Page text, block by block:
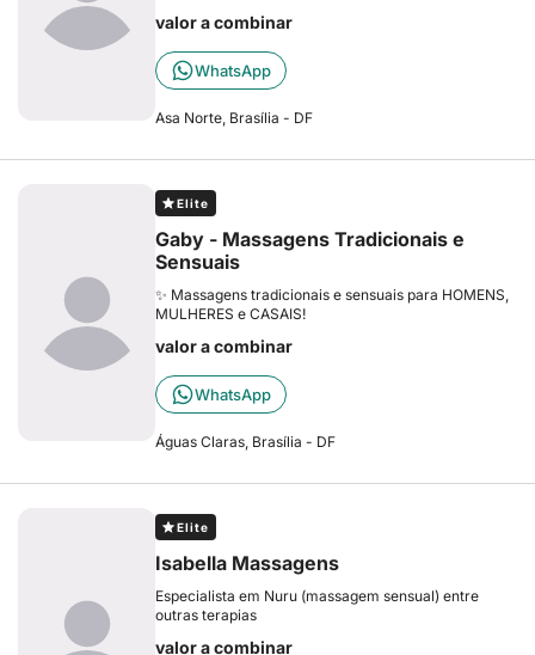
valor a combinar
WhatsApp
Asa Norte, Brasília - DF
Elite
Gaby - Massagens Tradicionais e
Sensuais
✨ Massagens tradicionais e sensuais para HOMENS,
MULHERES e CASAIS!
valor a combinar
WhatsApp
Águas Claras, Brasília - DF
Elite
Isabella Massagens
Especialista em Nuru (massagem sensual) entre
outras terapias
valor a combinar